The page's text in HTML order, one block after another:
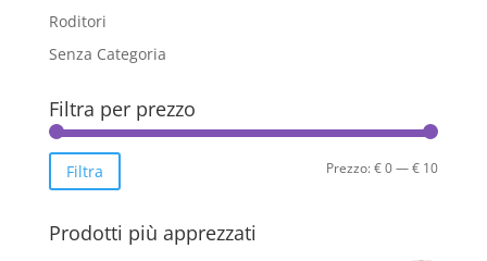
Roditori
Senza Categoria
Filtra per prezzo
Prezzo
Prezzo
Filtra Prezzo:€ 0—€ 10
Prodotti più apprezzati